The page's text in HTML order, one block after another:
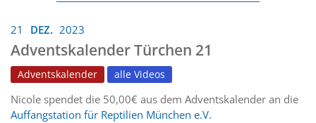
21 DEZ. 2023
Adventskalender Türchen 21
Adventskalender alle Videos
Nicole spendet die 50,00€ aus dem Adventskalender an die
Auffangstation für Reptilien München e.V.